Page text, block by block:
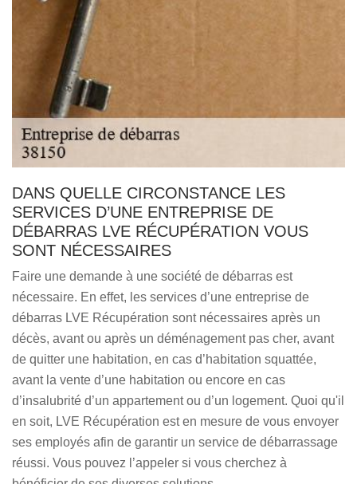
DANS QUELLE CIRCONSTANCE LES
SERVICES D’UNE ENTREPRISE DE
DÉBARRAS LVE RÉCUPÉRATION VOUS
SONT NÉCESSAIRES
Faire une demande à une société de débarras est
nécessaire. En effet, les services d’une entreprise de
débarras LVE Récupération sont nécessaires après un
décès, avant ou après un déménagement pas cher, avant
de quitter une habitation, en cas d’habitation squattée,
avant la vente d’une habitation ou encore en cas
d’insalubrité d’un appartement ou d’un logement. Quoi qu'il
en soit, LVE Récupération est en mesure de vous envoyer
ses employés afin de garantir un service de débarrassage
réussi. Vous pouvez l’appeler si vous cherchez à